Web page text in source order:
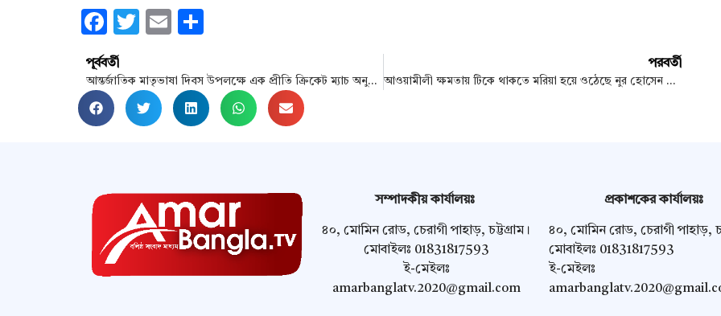
Facebook
Twitter
Email
পূর্ববর্তী
আন্তর্জাতিক মাতৃভাষা দিবস উপলক্ষে এক প্রীতি ক্রিকেট ম্যাচ অনুষ্ঠিত
পরবর্তী
আওয়ামীলী ক্ষমতায় টিকে থাকতে মরিয়া হয়ে ওঠেছে নুর হোসেন নুরু
সম্পাদকীয় কার্যালয়ঃ
৪০, মোমিন রোড, চেরাগী পাহাড়, চট্টগ্রাম।
মোবাইলঃ 01831817593
ই-মেইলঃ
amarbanglatv.2020@gmail.com
প্রকাশকের কার্যালয়ঃ
৪০, মোমিন রোড, চেরাগী পাহাড়,
মোবাইলঃ 01831817593
ই-মেইলঃ